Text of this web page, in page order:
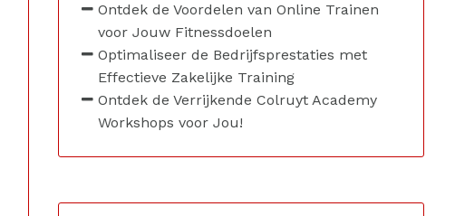
Ontdek de Voordelen van Online Trainen
voor Jouw Fitnessdoelen
Optimaliseer de Bedrijfsprestaties met
Effectieve Zakelijke Training
Ontdek de Verrijkende Colruyt Academy
Workshops voor Jou!